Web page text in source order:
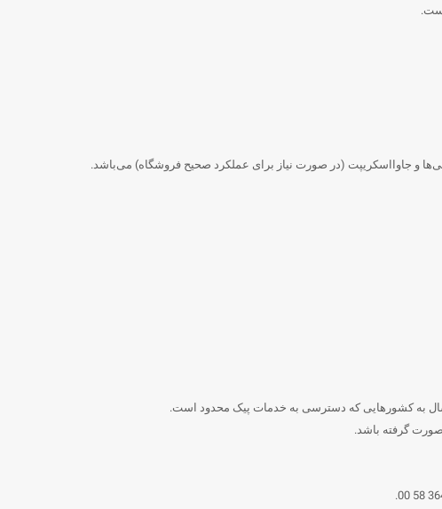
و جاوااسکریپت (در صورت نیاز برای عملکرد صحیح فروشگاه) می‌باشد.
به کشورهایی که دسترسی به خدمات پیک محدود است.
گرفته باشد.